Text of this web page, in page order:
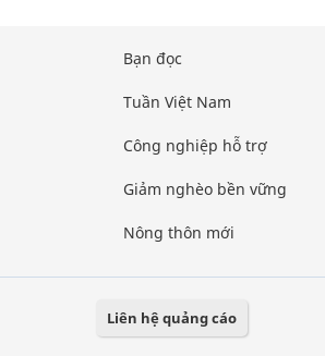
Bạn đọc
Tuần Việt Nam
Công nghiệp hỗ trợ
Giảm nghèo bền vững
Nông thôn mới
Liên hệ quảng cáo